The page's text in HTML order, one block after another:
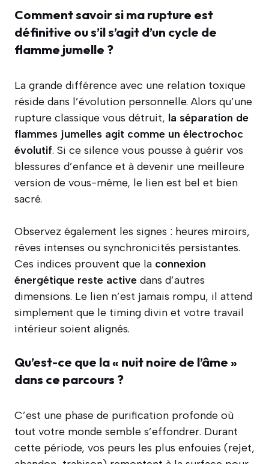
Comment savoir si ma rupture est
définitive ou s’il s’agit d’un cycle de
flamme jumelle ?
La grande différence avec une relation toxique
réside dans l’évolution personnelle. Alors qu’une
rupture classique vous détruit, la séparation de
flammes jumelles agit comme un électrochoc
évolutif. Si ce silence vous pousse à guérir vos
blessures d’enfance et à devenir une meilleure
version de vous-même, le lien est bel et bien
sacré.
Observez également les signes : heures miroirs,
rêves intenses ou synchronicités persistantes.
Ces indices prouvent que la connexion
énergétique reste active dans d’autres
dimensions. Le lien n’est jamais rompu, il attend
simplement que le timing divin et votre travail
intérieur soient alignés.
Qu’est-ce que la « nuit noire de l’âme »
dans ce parcours ?
C’est une phase de purification profonde où
tout votre monde semble s’effondrer. Durant
cette période, vos peurs les plus enfouies (rejet,